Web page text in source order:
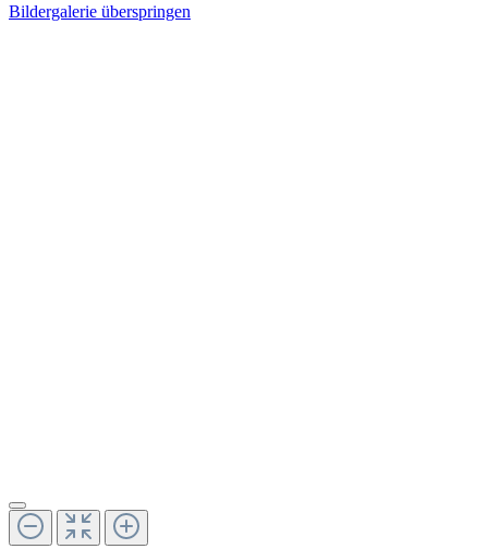
Bildergalerie überspringen